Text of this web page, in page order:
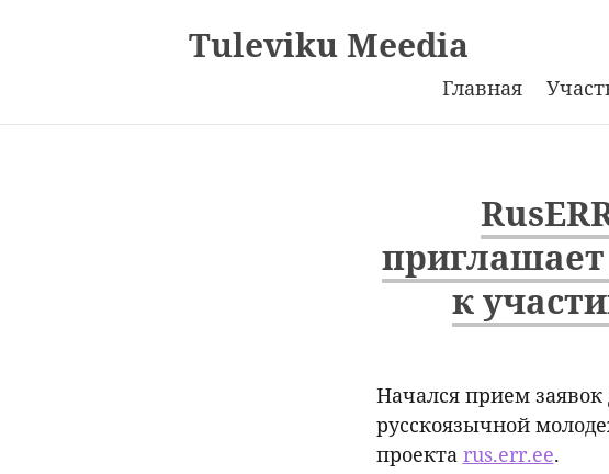
Tuleviku Meedia
Главная
к
Начался прием
русскоязычной
проекта rus.err.ee.